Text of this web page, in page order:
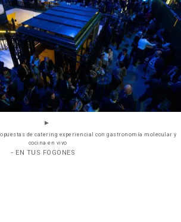
de catering experiencial con gastronomía molecular y
cocina en vivo
- EN TUS FOGONES